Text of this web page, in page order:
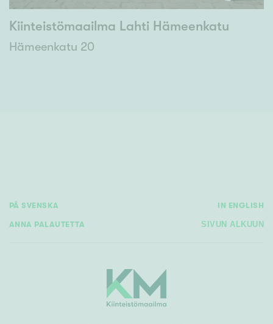
Kiinteistömaailma Lahti Hämeenkatu
Hämeenkatu 20
PÅ SVENSKA IN ENGLISH
ANNA PALAUTETTA SIVUN ALKUUN